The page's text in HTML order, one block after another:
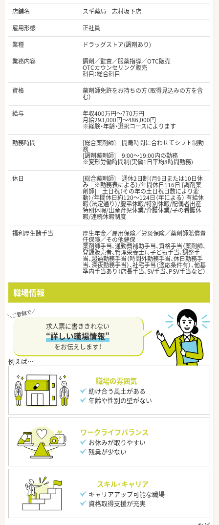
店舗名
スギ薬局 志村坂下店
雇用形態
正社員
業種
ドラッグストア(調剤あり)
業務内容
調剤／監査／服薬指導／OTC販売
OTCカウンセリング販売
科目：総合科目
資格
薬剤師免許をお持ちの方（取得見込みの方を含
む）
給与
年収400万円～770万円
月給293,000円～486,000円
※経験・年齢・選択コースによります
勤務時間
[総合薬剤師] 開局時間に合わせてシフト制勤
務
[調剤薬剤師] 9:00～19:00内の勤務
※変形労働時間制(実働1日平均8時間勤務)
休日
[総合薬剤師] 週休2日制（月9日または10日休
み ※勤務表による）/年間休日116日 [調剤薬
剤師] 土日祝（その年の土日祝日数により変
動）/年間休日約120～124日（年による） 有給休
暇（法定通り）/慶弔休暇/特別休暇/配偶者出産
特別休暇/出産育児休業/介護休業/子の看護休
暇/連続休暇制度
福利厚生諸手当
厚生年金／雇用保険／労災保険／薬剤師賠償責
任保険／その他健保
薬剤師手当、通勤費補助手当、資格手当（薬剤師、
登録販売者、管理栄養士）、子ども手当、調整手
当、超過勤務手当（時間外勤務手当、休日勤務手
当、深夜勤務手当）、社宅手当（適応条件有）、他基
準内手当あり（店長手当、SV手当、PSV手当など）
職場情報
求人票に書ききれない
“詳しい職場情報”
をお伝えします！
職場の雰囲気
助け合う風土がある
年齢や性別の壁がない
ワークライフバランス
お休みが取りやすい
残業が少ない
スキル・キャリア
キャリアアップ可能な職場
資格取得支援が充実